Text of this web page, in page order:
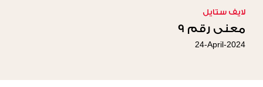
لايف ستايل
معنى رقم 9
24-April-2024